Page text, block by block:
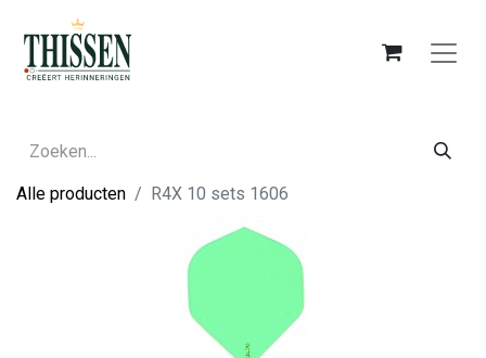
Alle producten R4X 10 sets 1606